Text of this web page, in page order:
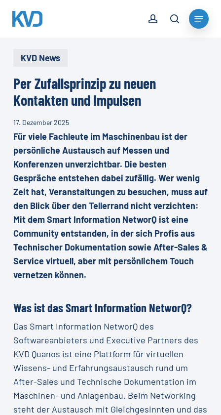
search
Menu
KVD News
Per Zufallsprinzip zu neuen
Kontakten und Impulsen
17. Dezember 2025
Für viele Fachleute im Maschinenbau ist der
persönliche Austausch auf Messen und
Konferenzen unverzichtbar. Die besten
Gespräche entstehen dabei zufällig. Wer wenig
Zeit hat, Veranstaltungen zu besuchen, muss auf
den Blick über den Tellerrand nicht verzichten:
Mit dem Smart Information NetworQ ist eine
Community entstanden, in der sich Profis aus
Technischer Dokumentation sowie After-Sales &
Service virtuell, aber mit persönlichem Touch
vernetzen können.
Was ist das Smart Information NetworQ?
Das Smart Information NetworQ des
Softwareanbieters und Executive Partners des
KVD Quanos ist eine Plattform für virtuellen
Wissens- und Erfahrungsaustausch rund um
After-Sales und Technische Dokumentation im
Maschinen- und Anlagenbau. Beim Networking
steht der Austausch mit Gleichgesinnten und das
Close